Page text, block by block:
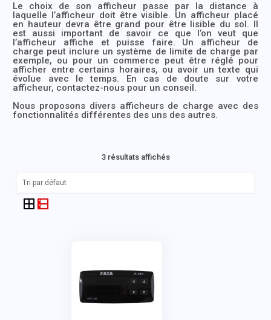
Le choix de son afficheur passe par la distance à
laquelle l’afficheur doit être visible. Un afficheur placé
en hauteur devra être grand pour être lisible du sol. Il
est aussi important de savoir ce que l’on veut que
l’afficheur affiche et puisse faire. Un afficheur de
charge peut inclure un système de limite de charge par
exemple, ou pour un commerce peut être réglé pour
afficher entre certains horaires, ou avoir un texte qui
évolue avec le temps. En cas de doute sur votre
afficheur, contactez-nous pour un conseil.
Nous proposons divers afficheurs de charge avec des
fonctionnalités différentes des uns des autres.
3 résultats affichés